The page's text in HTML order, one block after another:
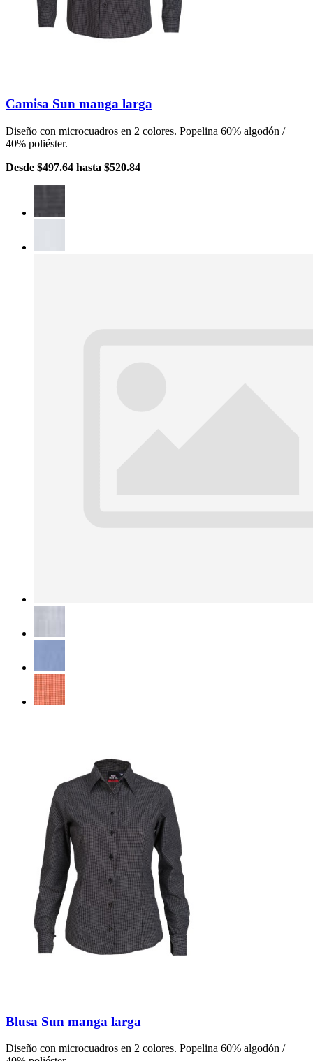
Camisa Sun manga larga
Diseño con microcuadros en 2 colores. Popelina 60% algodón /
40% poliéster.
Desde $497.64 hasta $520.84
Blusa Sun manga larga
Diseño con microcuadros en 2 colores. Popelina 60% algodón /